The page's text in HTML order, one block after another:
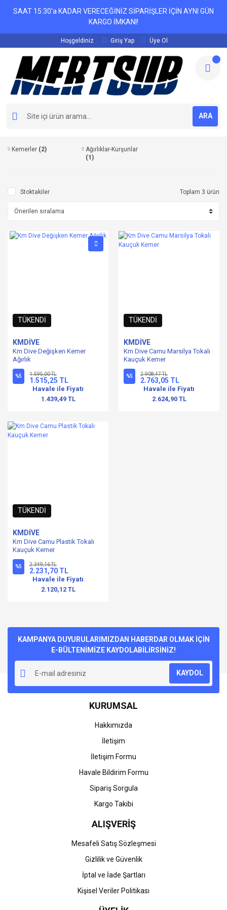
SAAT 15:30'a KADAR VERECEĞİNİZ SİPARİŞLER İÇİN AYNI GÜN
KARGO İMKANI!
Hoşgeldiniz Giriş Yap Üye Ol
ARA
Kemerler (2)
Ağırlıklar-Kurşunlar
(1)
Stoktakiler Toplam 3 ürün
TÜKENDİ
KMDİVE
Km Dive Değişken Kemer
Ağırlık
%5 1.595,00 TL
1.515,25 TL
Havale ile Fiyatı
1.439,49 TL
TÜKENDİ
KMDİVE
Km Dive Camu Marsilya Tokalı
Kauçuk Kemer
%5 2.908,47 TL
2.763,05 TL
Havale ile Fiyatı
2.624,90 TL
TÜKENDİ
KMDİVE
Km Dive Camu Plastik Tokalı
Kauçuk Kemer
%5 2.349,16 TL
2.231,70 TL
Havale ile Fiyatı
2.120,12 TL
KAMPANYA DUYURULARIMIZDAN HABERDAR OLMAK İÇİN
E-BÜLTENİMİZE KAYDOLABİLİRSİNİZ!
KAYDOL
KURUMSAL
Hakkımızda
İletişim
İletişim Formu
Havale Bildirim Formu
Sipariş Sorgula
Kargo Takibi
ALIŞVERİŞ
Mesafeli Satış Sözleşmesi
Gizlilik ve Güvenlik
İptal ve İade Şartları
Kişisel Veriler Politikası